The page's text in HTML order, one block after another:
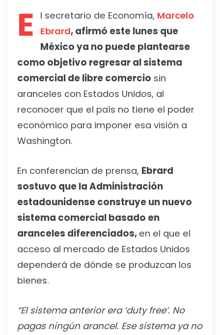
E l secretario de Economía, Marcelo
Ebrard, afirmó este lunes que
México ya no puede plantearse
como objetivo regresar al sistema
comercial de libre comercio sin
aranceles con Estados Unidos, al
reconocer que el país no tiene el poder
económico para imponer esa visión a
Washington.
En conferencian de prensa, Ebrard
sostuvo que la Administración
estadounidense construye un nuevo
sistema comercial basado en
aranceles diferenciados, en el que el
acceso al mercado de Estados Unidos
dependerá de dónde se produzcan los
bienes.
“El sistema anterior era ‘duty free’. No
pagas ningún arancel. Ese sistema ya no